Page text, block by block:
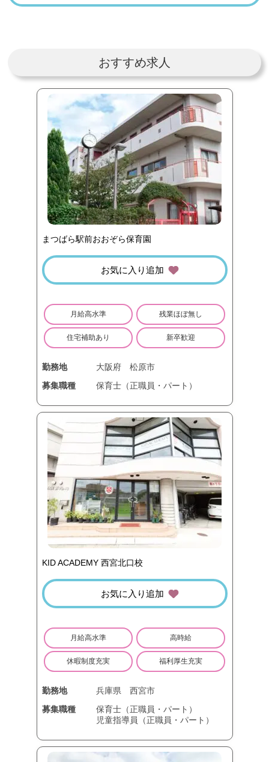
おすすめ求人
まつばら駅前おおぞら保育園
お気に入り追加
月給高水準 残業ほぼ無し
住宅補助あり 新卒歓迎
勤務地 大阪府
松原市
募集職種
保育士（正職員・パート）
KID ACADEMY 西宮北口校
お気に入り追加
月給高水準 高時給
休暇制度充実 福利厚生充実
勤務地 兵庫県
西宮市
募集職種
保育士（正職員・パート）
児童指導員（正職員・パート）